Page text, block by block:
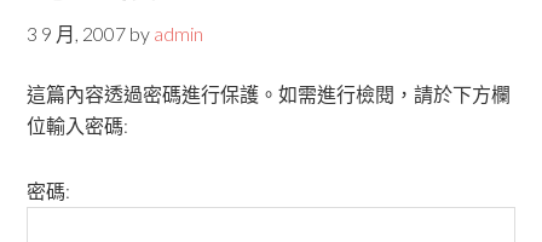
3 9 月, 2007 by admin
這篇內容透過密碼進行保護。如需進行檢閱，請於下方欄
位輸入密碼:
密碼: